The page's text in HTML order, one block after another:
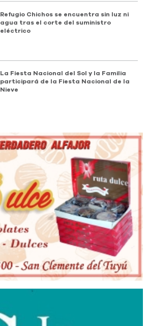
Refugio Chichos se encuentra sin luz ni
agua tras el corte del suministro
eléctrico
La Fiesta Nacional del Sol y la Familia
participará de la Fiesta Nacional de la
Nieve